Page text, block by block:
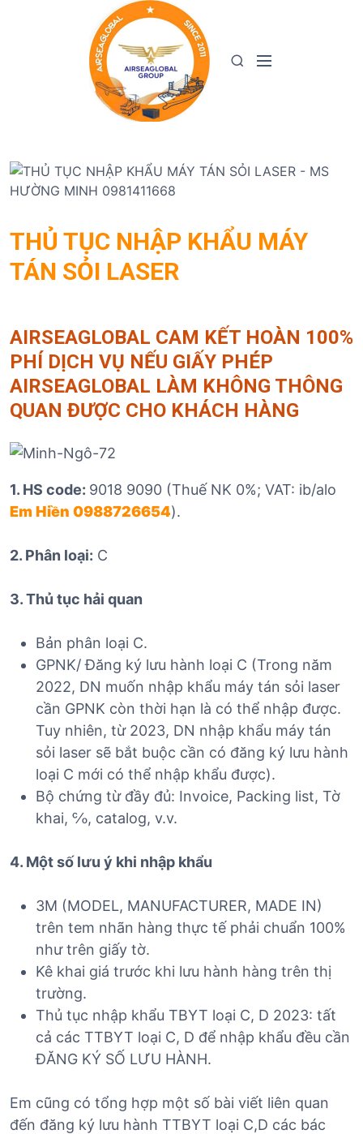
S
M
THỦ TỤC NHẬP KHẨU MÁY
TÁN SỎI LASER
AIRSEAGLOBAL CAM KẾT HOÀN 100%
PHÍ DỊCH VỤ NẾU GIẤY PHÉP
AIRSEAGLOBAL LÀM KHÔNG THÔNG
QUAN ĐƯỢC CHO KHÁCH HÀNG
1. HS code: 9018 9090 (Thuế NK 0%; VAT: ib/alo
Em Hiền 0988726654).
2. Phân loại: C
3. Thủ tục hải quan
Bản phân loại C.
GPNK/ Đăng ký lưu hành loại C (Trong năm
2022, DN muốn nhập khẩu máy tán sỏi laser
cần GPNK còn thời hạn là có thể nhập được.
Tuy nhiên, từ 2023, DN nhập khẩu máy tán
sỏi laser sẽ bắt buộc cần có đăng ký lưu hành
loại C mới có thể nhập khẩu được).
Bộ chứng từ đầy đủ: Invoice, Packing list, Tờ
khai, ℅, catalog, v.v.
4. Một số lưu ý khi nhập khẩu
3M (MODEL, MANUFACTURER, MADE IN)
trên tem nhãn hàng thực tế phải chuẩn 100%
như trên giấy tờ.
Kê khai giá trước khi lưu hành hàng trên thị
trường.
Thủ tục nhập khẩu TBYT loại C, D 2023: tất
cả các TTBYT loại C, D để nhập khẩu đều cần
ĐĂNG KÝ SỐ LƯU HÀNH.
Em cũng có tổng hợp một số bài viết liên quan
đến đăng ký lưu hành TTBYT loại C,D các bác